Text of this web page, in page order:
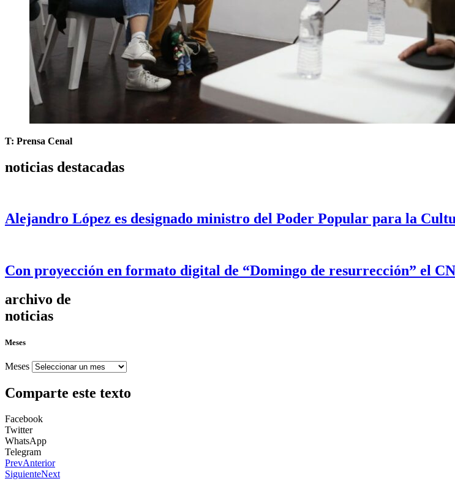
T: Prensa Cenal
noticias destacadas
Alejandro López es designado ministro del Poder Popular para la
Con proyección en formato digital de “Domingo de resurrección” el
archivo de
noticias
Meses
Meses
Comparte este texto
Facebook
Twitter
WhatsApp
Telegram
PrevAnterior
SiguienteNext